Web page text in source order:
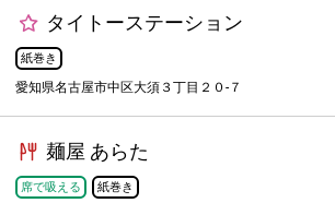
タイトーステーション
紙巻き
愛知県名古屋市中区大須３丁目２０-７
麺屋 あらた
席で吸える 紙巻き